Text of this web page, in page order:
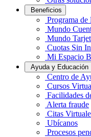
Beneficios
Programa de
Mundo
Mundo
Cuotas Sin
Mi Espacio
Ayuda y Educación
Centro de
Cursos
Facilidades
Alerta fraude
Citas
Ubícanos
Procesos